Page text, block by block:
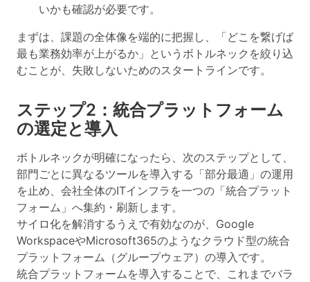
いかも確認が必要です。
まずは、課題の全体像を端的に把握し、「どこを繋げば
最も業務効率が上がるか」というボトルネックを絞り込
むことが、失敗しないためのスタートラインです。
ステップ2：統合プラットフォーム
の選定と導入
ボトルネックが明確になったら、次のステップとして、
部門ごとに異なるツールを導入する「部分最適」の運用
を止め、会社全体のITインフラを一つの「統合プラット
フォーム」へ集約・刷新します。
サイロ化を解消するうえで有効なのが、 Google
WorkspaceやMicrosoft365のようなクラウド型の統合
プラットフォーム（グループウェア）の導入 です。
統合プラットフォームを導入することで、これまでバラ